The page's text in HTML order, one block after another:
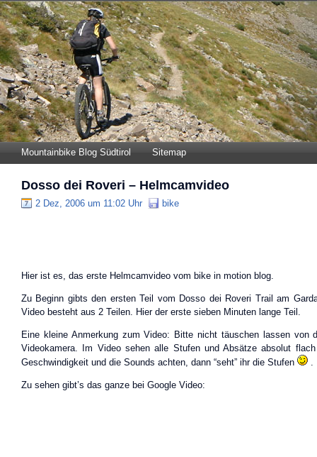
Mountainbike Blog Südtirol Sitemap
Dosso dei Roveri – Helmcamvideo
2 Dez, 2006 um 11:02 Uhr bike
Hier ist es, das erste Helmcamvideo vom bike in motion blog.
Zu Beginn gibts den ersten Teil vom Dosso dei Roveri Trail am
Video besteht aus 2 Teilen. Hier der erste sieben Minuten lange Teil.
Eine kleine Anmerkung zum Video: Bitte nicht täuschen lassen von
Videokamera. Im Video sehen alle Stufen und Absätze absolut
Geschwindigkeit und die Sounds achten, dann “seht” ihr die Stufen
.
Zu sehen gibt’s das ganze bei Google Video: